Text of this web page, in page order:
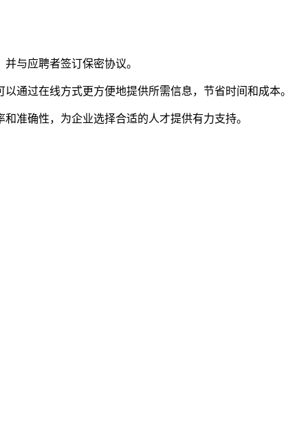
与应聘者签订保密协议。
通过在线方式更方便地提供所需信息，节省时间和成本。
准确性，为企业选择合适的人才提供有力支持。